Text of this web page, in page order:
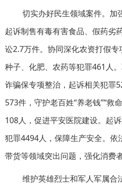
切实办好民生领域案件。加
起诉制售有毒有害食品、假药劣
讼2.7万件。协同深化农资打假
种子、化肥、农药等犯罪461人
诈骗保专项整治，起诉相关犯罪
573件，守护老百姓“养老钱”“救
108人，促进平安医院建设。起
犯罪4494人，保障生产安全。依
带货等领域突出问题，强化消费
维护英雄烈士和军人军属合